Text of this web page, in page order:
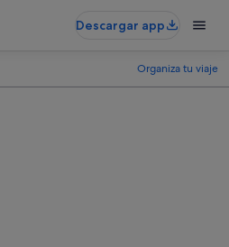
Descargar app
Organiza tu viaje